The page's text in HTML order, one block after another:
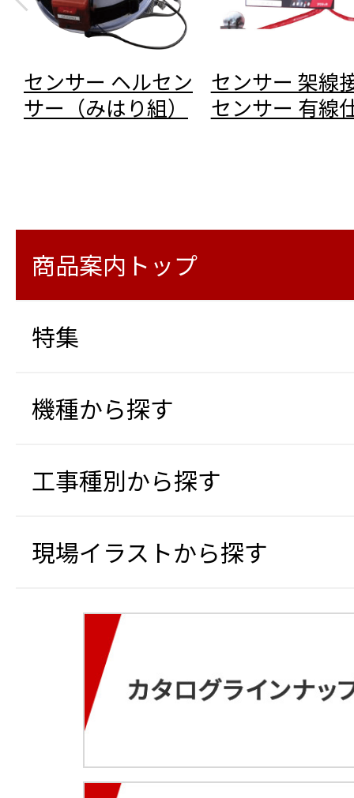
センサー ヘルセン
サー（みはり組）
センサー 架線
センサー 有線
商品案内トップ
特集
機種から探す
工事種別から探す
現場イラストから探す